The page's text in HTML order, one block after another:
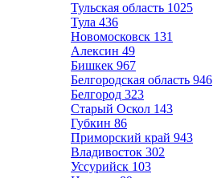
Тульская область 1025
Тула 436
Новомосковск 131
Алексин 49
Бишкек 967
Белгородская область 946
Белгород 323
Старый Оскол 143
Губкин 86
Приморский край 943
Владивосток 302
Уссурийск 103